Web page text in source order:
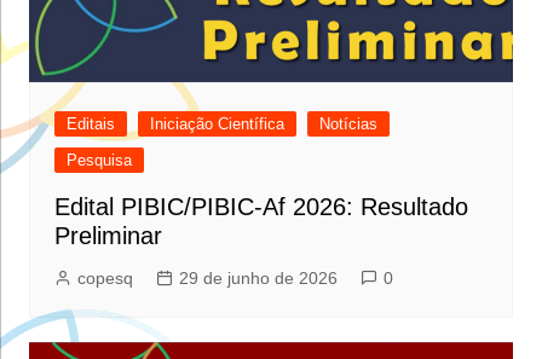
Editais Iniciação Científica
Notícias
Pesquisa
Edital PIBIC/PIBIC-Af 2026: Resultado
Preliminar
copesq 29 de junho de 2026 0